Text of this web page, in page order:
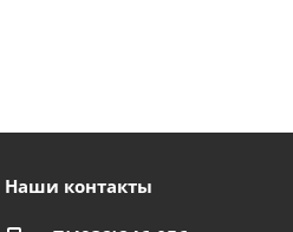
Наши контакты